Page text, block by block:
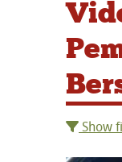
Show